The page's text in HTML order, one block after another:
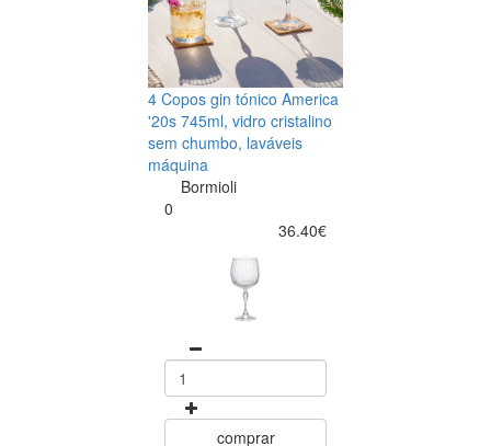
4 Copos gin tónico America
'20s 745ml, vidro cristalino
sem chumbo, laváveis
máquina
Bormioli
0
36.40€
comprar